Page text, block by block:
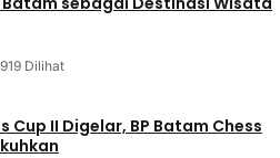
919 Dilihat
Cup II Digelar, BP Batam Chess